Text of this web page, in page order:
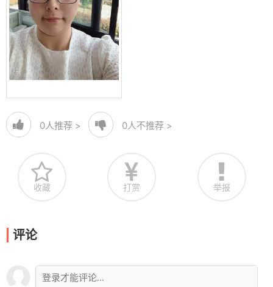
0人推荐 > 0人不推荐 >
收藏 打赏 举报
评论